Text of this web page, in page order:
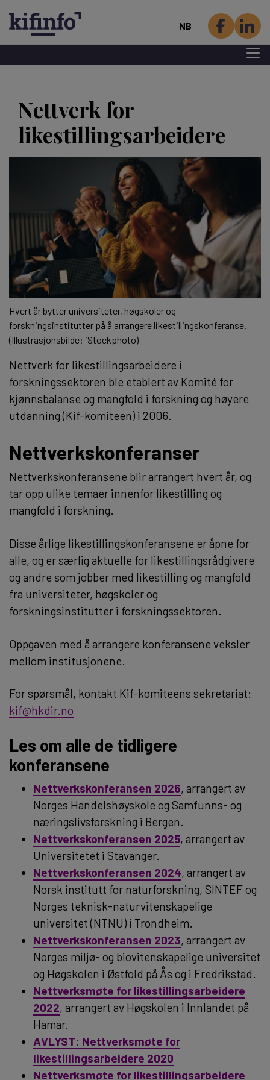
hovedinnhold
NB
Menu
Nettverk for
likestillingsarbeidere
Hvert år bytter universiteter, høgskoler og
forskningsinstitutter på å arrangere likestillingskonferanse.
(Illustrasjonsbilde: iStockphoto)
Nettverk for likestillingsarbeidere i
forskningssektoren ble etablert av Komité for
kjønnsbalanse og mangfold i forskning og høyere
utdanning (Kif-komiteen) i 2006.
Nettverkskonferanser
Nettverkskonferansene blir arrangert hvert år, og
tar opp ulike temaer innenfor likestilling og
mangfold i forskning.
Disse årlige likestillingskonferansene er åpne for
alle, og er særlig aktuelle for likestillingsrådgivere
og andre som jobber med likestilling og mangfold
fra universiteter, høgskoler og
forskningsinstitutter i forskningssektoren.
Oppgaven med å arrangere konferansene veksler
mellom institusjonene.
For spørsmål, kontakt Kif-komiteens sekretariat:
kif@hkdir.no
Les om alle de tidligere
konferansene
Nettverkskonferansen 2026, arrangert av
Norges Handelshøyskole og Samfunns- og
næringslivsforskning i Bergen.
Nettverkskonferansen 2025, arrangert av
Universitetet i Stavanger.
Nettverkskonferansen 2024, arrangert av
Norsk institutt for naturforskning, SINTEF og
Norges teknisk-naturvitenskapelige
universitet (NTNU) i Trondheim.
Nettverkskonferansen 2023, arrangert av
Norges miljø- og biovitenskapelige universitet
og Høgskolen i Østfold på Ås og i Fredrikstad.
Nettverksmøte for likestillingsarbeidere
2022, arrangert av Høgskolen i Innlandet på
Hamar.
AVLYST: Nettverksmøte for
likestillingsarbeidere 2020
Nettverksmøte for likestillingsarbeidere